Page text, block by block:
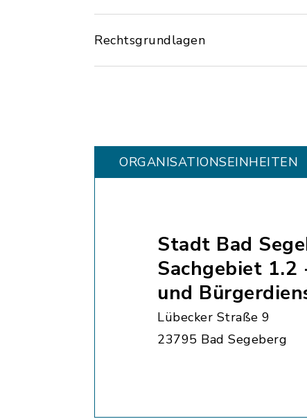
Rechtsgrundlagen
ORGANISATIONS­EINHEITEN
Stadt Bad
Sachgebiet
und
Lübecker Straße 9
23795 Bad Segeberg